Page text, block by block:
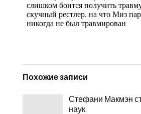
Похожие записи
Стефани Макмэн
наук